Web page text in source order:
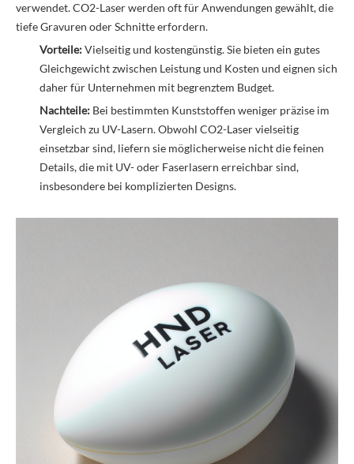
verwendet. CO2-Laser werden oft für Anwendungen gewählt, die
tiefe Gravuren oder Schnitte erfordern.
Vorteile:Vielseitig und kostengünstig. Sie bieten ein gutes
Gleichgewicht zwischen Leistung und Kosten und eignen sich
daher für Unternehmen mit begrenztem Budget.
Nachteile: Bei bestimmten Kunststoffen weniger präzise im
Vergleich zu UV-Lasern. Obwohl CO2-Laser vielseitig
einsetzbar sind, liefern sie möglicherweise nicht die feinen
Details, die mit UV- oder Faserlasern erreichbar sind,
insbesondere bei komplizierten Designs.